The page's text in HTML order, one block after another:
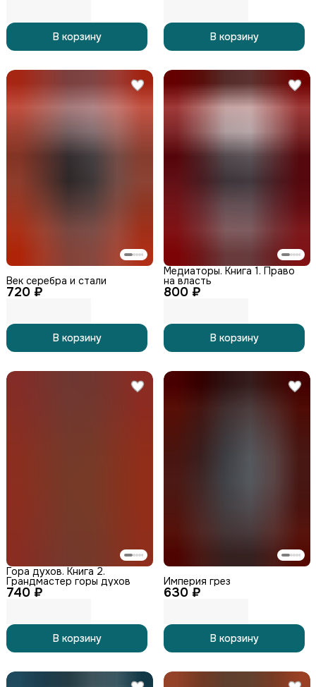
В корзину В корзину
720 ₽
Век серебра и стали
В корзину
800 ₽
Медиаторы. Книга 1. Право
на власть
В корзину
740 ₽
Гора духов. Книга 2.
Грандмастер горы духов
В корзину
630 ₽
Империя грез
В корзину